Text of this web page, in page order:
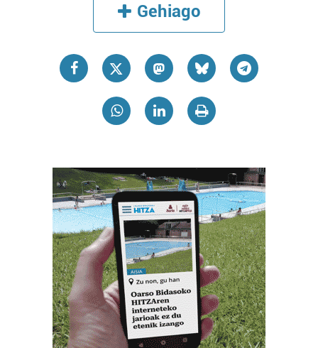
Gehiago